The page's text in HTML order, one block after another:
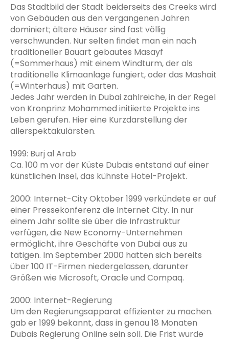
Das Stadtbild der Stadt beiderseits des Creeks wird
von Gebäuden aus den vergangenen Jahren
dominiert; ältere Häuser sind fast völlig
verschwunden. Nur selten findet man ein nach
traditioneller Bauart gebautes Masayf
(=Sommerhaus) mit einem Windturm, der als
traditionelle Klimaanlage fungiert, oder das Mashait
(=Winterhaus) mit Garten.
Jedes Jahr werden in Dubai zahlreiche, in der Regel
von Kronprinz Mohammed initiierte Projekte ins
Leben gerufen. Hier eine Kurzdarstellung der
allerspektakulärsten.
1999: Burj al Arab
Ca. 100 m vor der Küste Dubais entstand auf einer
künstlichen Insel, das kühnste Hotel-Projekt.
2000: Internet-City Oktober 1999 verkündete er auf
einer Pressekonferenz die Internet City. In nur
einem Jahr sollte sie über die Infrastruktur
verfügen, die New Economy-Unternehmen
ermöglicht, ihre Geschäfte von Dubai aus zu
tätigen. Im September 2000 hatten sich bereits
über 100 IT-Firmen niedergelassen, darunter
Größen wie Microsoft, Oracle und Compaq.
2000: Internet-Regierung
Um den Regierungsapparat effizienter zu machen.
gab er 1999 bekannt, dass in genau 18 Monaten
Dubais Regierung Online sein soll. Die Frist wurde